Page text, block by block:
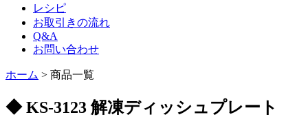
レシピ
お取引きの流れ
Q&A
お問い合わせ
ホーム > 商品一覧
◆ KS-3123 解凍ディッシュプレート